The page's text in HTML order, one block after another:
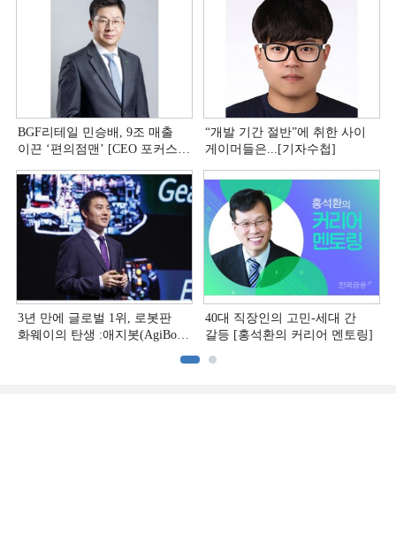
BGF리테일 민승배, 9조 매출
이끈 ‘편의점맨ʼ [CEO 포커스
“개발 기간 절반”에 취한 사이
게이머들은...[기자수첩]
3년 만에 글로벌 1위, 로봇판
화웨이의 탄생 :애지봇(AgiBot·
40대 직장인의 고민-세대 간
갈등 [홍석환의 커리어 멘토링]